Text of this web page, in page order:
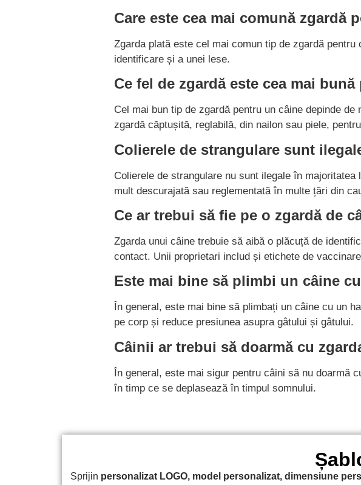
Care este cea mai comună zgardă
Zgarda plată este cel mai comun tip de zgardă
identificare și a unei lese.
Ce fel de zgardă este cea mai
Cel mai bun tip de zgardă pentru un câine depinde
zgardă căptușită, reglabilă, din nailon sau piele,
Colierele de strangulare sunt
Colierele de strangulare nu sunt ilegale în
mult descurajată sau reglementată în multe țări din
Ce ar trebui să fie pe o zgardă de
Zgarda unui câine trebuie să aibă o plăcuță de
contact. Unii proprietari includ și etichete de
Este mai bine să plimbi un câine
În general, este mai bine să plimbați un câine cu un
pe corp și reduce presiunea asupra gâtului și gâtului.
Câinii ar trebui să doarmă cu
În general, este mai sigur pentru câini să nu doarmă
în timp ce se deplasează în timpul somnului.
Sprijin personalizat LOGO, model personalizat, dimensiune